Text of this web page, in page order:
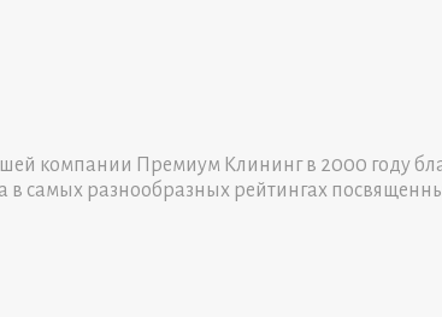
компании Премиум Клининг в 2000 году
в самых разнообразных рейтингах